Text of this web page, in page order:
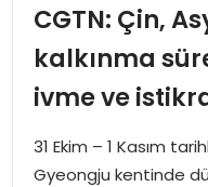
İDEAL YAŞAM
İDEAL SPOR
YAŞAM
CGTN: Çin,
kalkınma
ivme ve
31 Ekim – 1 Kasım
Gyeongju kentinde